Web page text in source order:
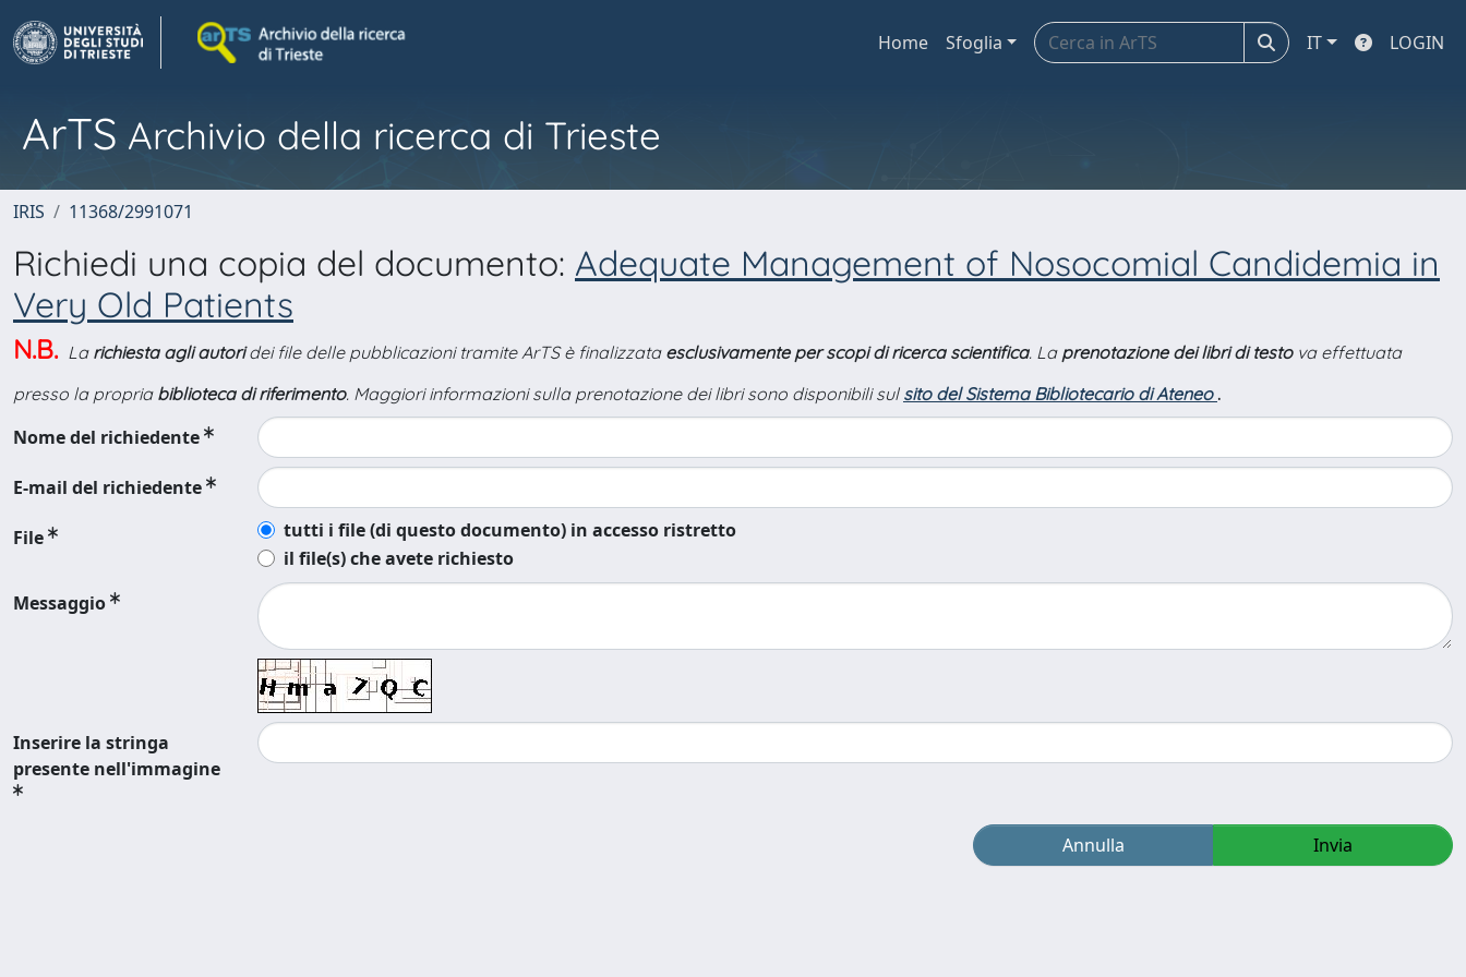
Home Sfoglia IT LOGIN
ArTS Archivio della ricerca di Trieste
IRIS 11368/2991071
Richiedi una copia del documento: Adequate Management of Nosocomial Candidemia in
Very Old Patients
N.B. La richiesta agli autoridei file delle pubblicazioni tramite ArTS è finalizzata esclusivamente per scopi di ricerca scientifica. La prenotazione dei libri di testova effettuata
presso la propria biblioteca di riferimento. Maggiori informazioni sulla prenotazione dei libri sono disponibili sul sito del Sistema Bibliotecario di Ateneo .
Nome del richiedente
E-mail del richiedente
File
tutti i file (di questo documento) in accesso ristretto
il file(s) che avete richiesto
Messaggio
Inserire la stringa
presente nell'immagine
Annulla Invia